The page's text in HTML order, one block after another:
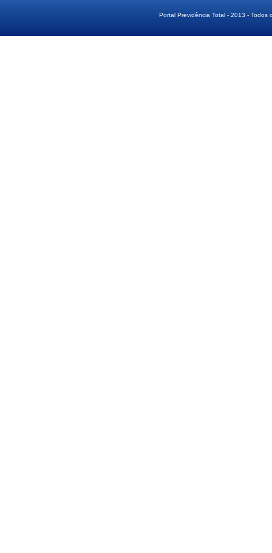
Portal Previdência Total - 2013 - Todos